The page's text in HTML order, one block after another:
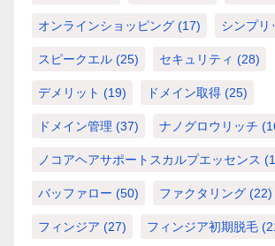
オンラインショッピング (17) シンプリ
スピークエル (25) セキュリティ (28)
デメリット (19) ドメイン取得 (25)
ドメイン管理 (37) ナノグロウリッチ
ノコアヘアサポートスカルプエッセンス
バッファロー (50) ファクタリング (22)
フィンジア (27) フィンジア初期脱毛